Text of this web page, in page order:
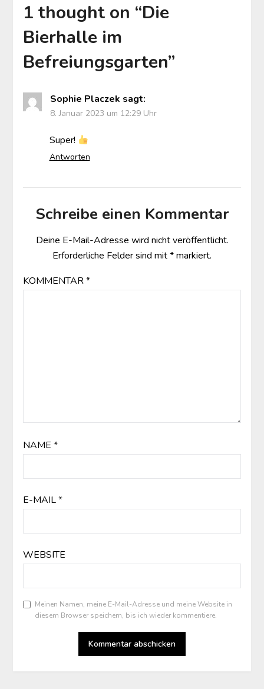
1 thought on “Die
Bierhalle im
Befreiungsgarten”
Sophie Placzek sagt:
8. Januar 2023 um 12:29 Uhr
Super!
Antworten
Schreibe einen Kommentar
Deine E-Mail-Adresse wird nicht veröffentlicht.
Erforderliche Felder sind mit*markiert.
KOMMENTAR*
NAME *
E-MAIL*
WEBSITE
Meinen Namen, meine E-Mail-Adresse und meine Website in
diesem Browser speichern, bis ich wieder kommentiere.